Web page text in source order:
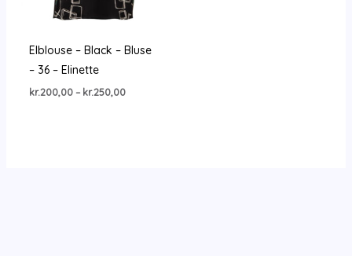
Elblouse – Black – Bluse
– 36 – Elinette
kr.200,00 – kr.250,00Prisinterval: